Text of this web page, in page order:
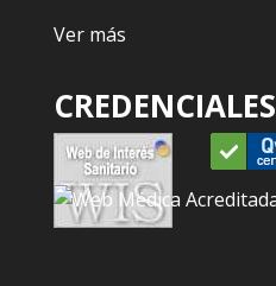
Ver más
CREDENCIALES